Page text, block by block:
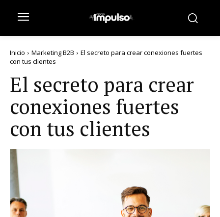
Inicio Marketing B2B
El secreto para crear conexiones fuertes
con tus clientes
El secreto para crear
conexiones fuertes
con tus clientes